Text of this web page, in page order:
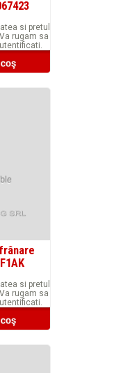
si pretul
rugam sa
si pretul
rugam sa